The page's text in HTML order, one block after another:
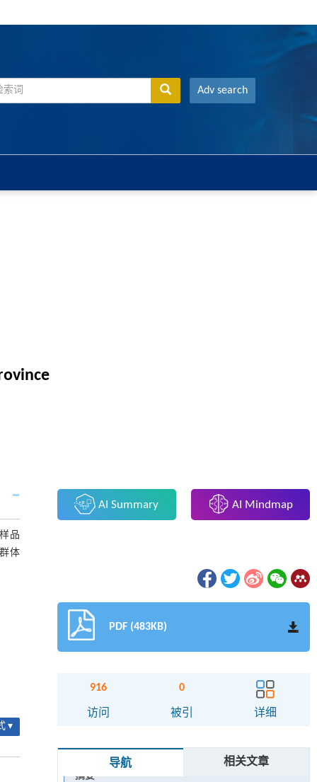
Adv search
品
体
▾
AI Summary AI Mindmap
PDF (483KB)
916
访问
0
被引 详细
导航 相关文章
摘要